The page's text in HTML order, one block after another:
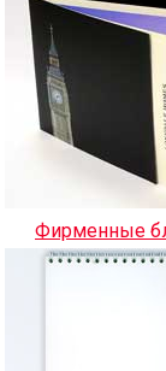
Фирменные